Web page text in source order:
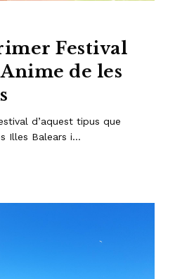
Festival
de les
d’aquest tipus que
Illes Balears i…